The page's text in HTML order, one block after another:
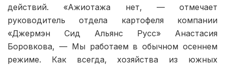
действий. «Ажиотажа нет, — отмечает
руководитель отдела картофеля компании
«Джермэн Сид Альянс Русс» Анастасия
Боровкова, — Мы работаем в обычном осеннем
режиме. Как всегда, хозяйства из южных